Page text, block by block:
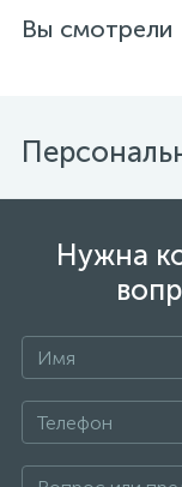
Вы смотрели
Нужна